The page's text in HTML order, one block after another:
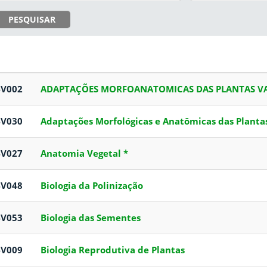
PESQUISAR
ADAPTAÇÕES MORFOANATOMICAS DAS PLANTAS
Adaptações Morfológicas e Anatômicas das
Anatomia Vegetal *
Biologia da Polinização
Biologia das Sementes
Biologia Reprodutiva de Plantas